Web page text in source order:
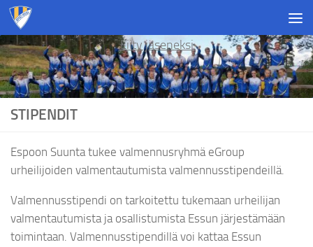
Skip to content
Liity jäseneksi
STIPENDIT
Espoon Suunta tukee valmennusryhmä eGroup
urheilijoiden valmentautumista valmennusstipendeillä.
Valmennusstipendi on tarkoitettu tukemaan urheilijan
valmentautumista ja osallistumista Essun järjestämään
toimintaan. Valmennusstipendillä voi kattaa Essun